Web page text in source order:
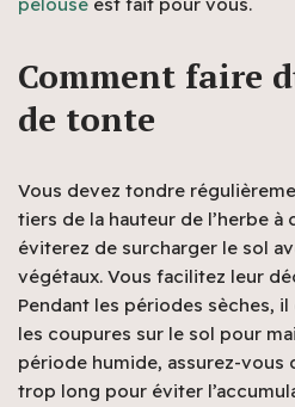
pelouse est fait pour vous.
Comment faire
de tonte
Vous devez tondre
tiers de la hauteur de l’herbe à
éviterez de surcharger le sol
végétaux. Vous facilitez leur
Pendant les périodes sèches,
les coupures sur le sol pour
période humide, assurez-vous
trop long pour éviter